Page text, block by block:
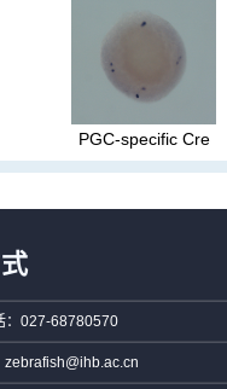
PGC-specific Cre
：027-68780570
zebrafish@ihb.ac.cn